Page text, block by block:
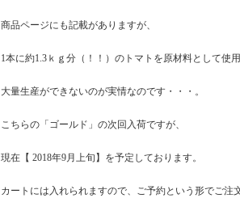
商品ページにも記載がありますが、
1本に約1.3ｋｇ分（！！）のトマトを原材料として使
大量生産ができないのが実情なのです・・・。
こちらの「ゴールド」の次回入荷ですが、
現在【 2018年9月上旬】を予定しております。
カートには入れられますので、ご予約という形でご注